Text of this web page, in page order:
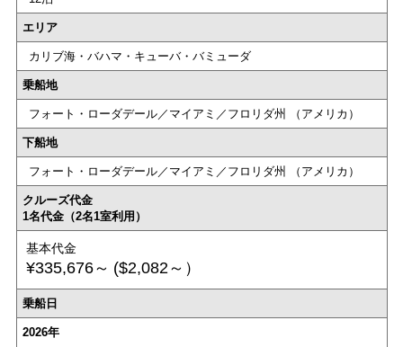
エリア
カリブ海・バハマ・キューバ・バミューダ
乗船地
フォート・ローダデール／マイアミ／フロリダ州 （アメリカ）
下船地
フォート・ローダデール／マイアミ／フロリダ州 （アメリカ）
クルーズ代金
1名代金（2名1室利用）
基本代金
¥335,676～ ($2,082～）
乗船日
2026年